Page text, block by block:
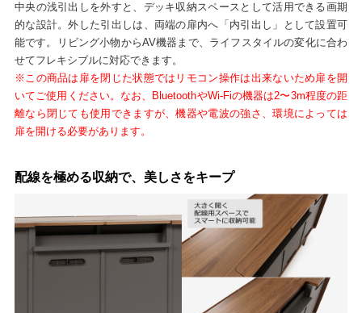
中央の浅引出しを外すと、デッキ収納スペースとして活用できる画期
的な設計。外した引出しは、両端の扉内へ「内引出し」として設置可
能です。リビング小物からAV機器まで、ライフスタイルの変化に合わ
せてフレキシブルに対応できます。
※この商品は扉を閉じた状態ではリモコン操作は出来ないため扉を開
いてご使用ください。なお、BluetoothやWi-Fiの機器は2〜3m程度の距
離なら閉じても使用できますが、機器や電波の強さ、環境によっては
扉を開ける必要があります。
配線を極める収納で、美しさをキープ